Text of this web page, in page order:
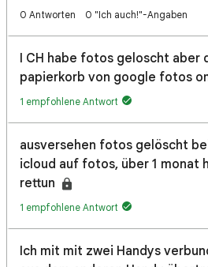
0 Antworten 0 "Ich auch!"-Angaben
I CH habe fotos geloscht aber
papierkorb von google fotos
1 empfohlene Antwort
ausversehen fotos gelöscht
icloud auf fotos, über 1 monat
rettun
1 empfohlene Antwort
Ich mit mit zwei Handys